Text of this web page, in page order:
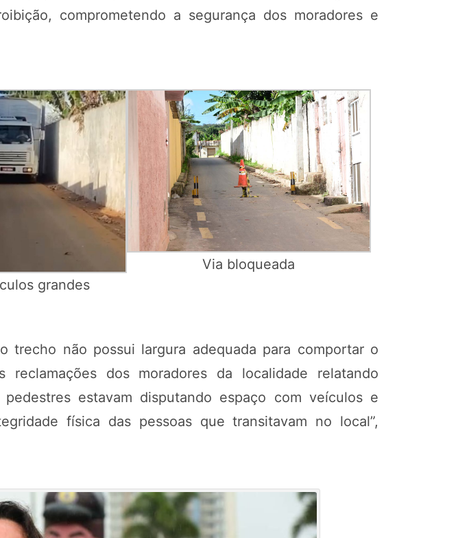
comprometendo a segurança dos moradores e
grandes
Via bloqueada
trecho não possui largura adequada para comportar o
dos moradores da localidade relatando
estavam disputando espaço com veículos e
física das pessoas que transitavam no local”,